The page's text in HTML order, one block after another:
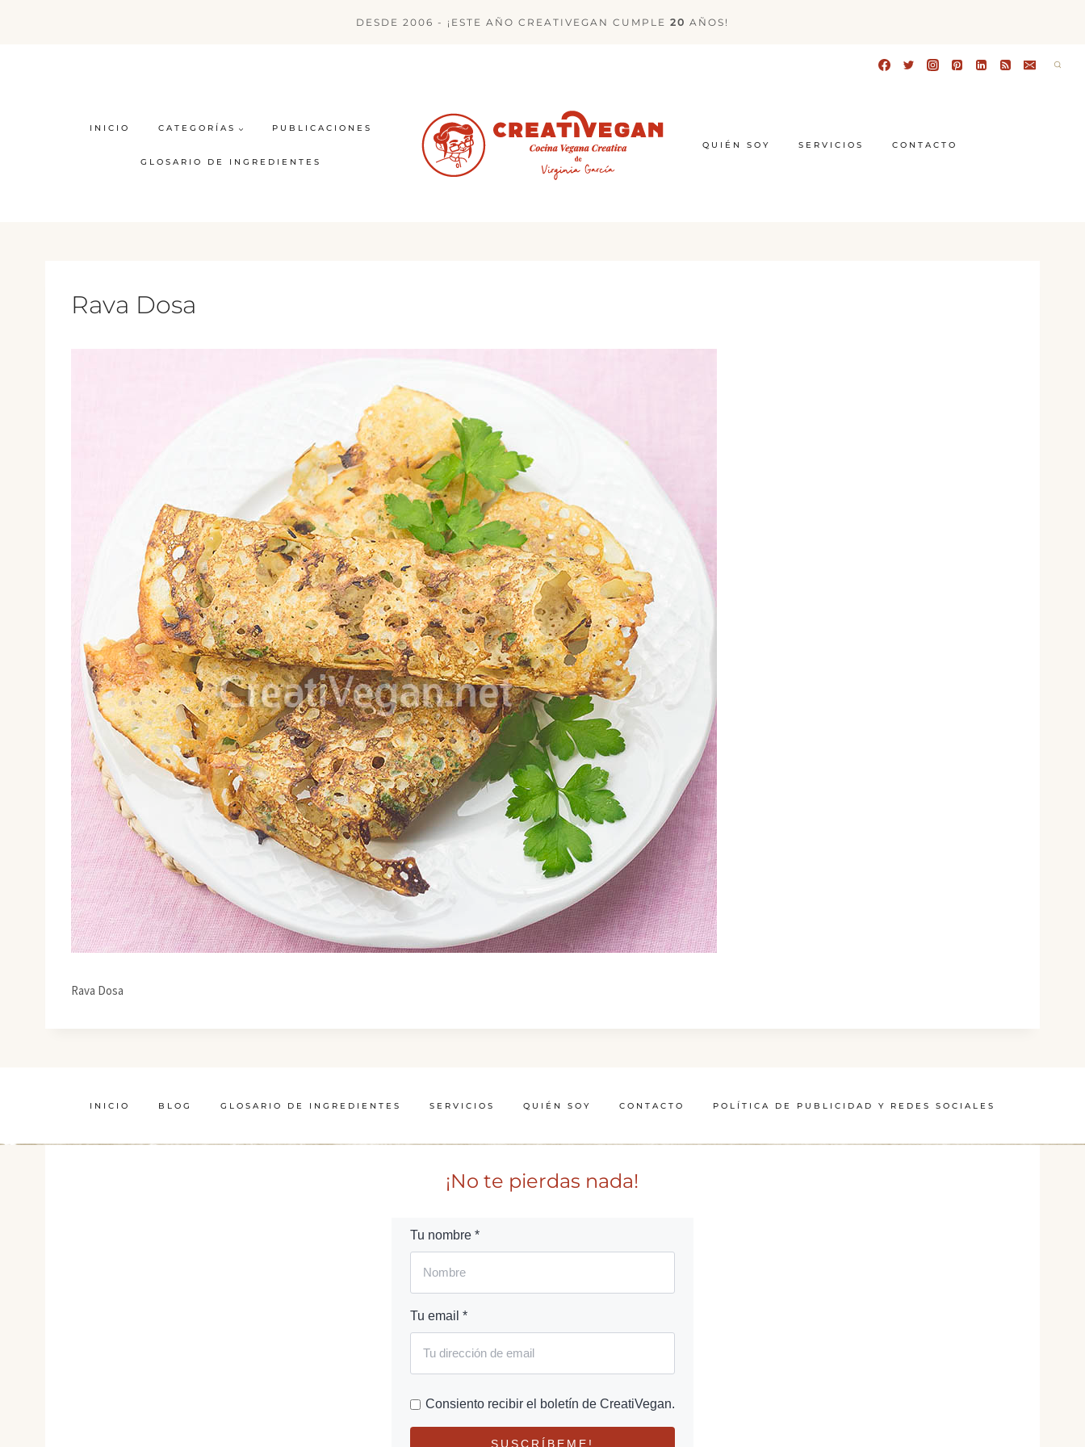
DESDE 2006 - ¡ESTE AÑO CREATIVEGAN CUMPLE 20 AÑOS!
INICIO CATEGORÍAS PUBLICACIONES
GLOSARIO DE INGREDIENTES
QUIÉN SOY SERVICIOS CONTACTO
Rava Dosa
Rava Dosa
INICIO BLOG GLOSARIO DE INGREDIENTES SERVICIOS QUIÉN SOY CONTACTO POLÍTICA DE PUBLICIDAD Y REDES SOCIALES
¡No te pierdas nada!
Tu nombre *
Tu email *
Consiento recibir el boletín de CreatiVegan.
SUSCRÍBEME!